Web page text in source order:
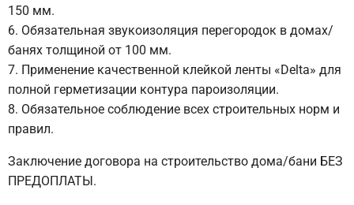
150 мм.
Обязательная звукоизоляция перегородок в домах/
банях толщиной от 100 мм.
Применение качественной клейкой ленты «Delta» для
полной герметизации контура пароизоляции.
Обязательное соблюдение всех строительных норм и
правил.
Заключение договора на строительство дома/бани БЕЗ
ПРЕДОПЛАТЫ.